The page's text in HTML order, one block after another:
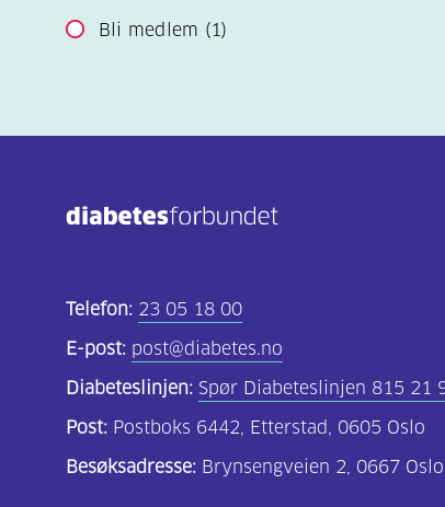
Bli medlem (1)
Telefon: 23 05 18 00
E-post: post@diabetes.no
Diabeteslinjen: Spør Diabeteslinjen 815 21
Post: Postboks 6442, Etterstad, 0605 Oslo
Besøksadresse: Brynsengveien 2, 0667 Oslo